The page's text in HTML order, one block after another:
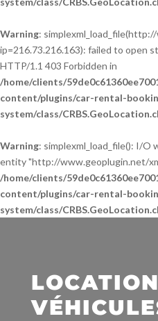
Warning:
ip=216.73.216.163): failed to open
HTTP/1.1 403 Forbidden in
/home/clients/
content/plugins/car-rental-
system/class/
Warning: simplexml_load_file(): I/O
entity "http://www.geoplugin.net/
/home/clients/
content/plugins/car-rental-
system/class/